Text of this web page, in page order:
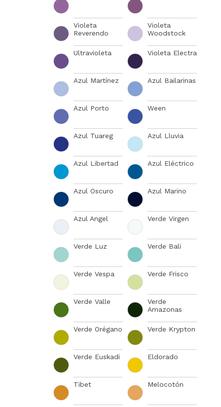
Violeta
Reverendo
Violeta
Woodstock
Ultravioleta Violeta Electra
Azul Martínez Azul Bailarinas
Azul Porto Ween
Azul Tuareg Azul Lluvia
Azul Libertad Azul Eléctrico
Azul Oscuro Azul Marino
Azul Angel Verde Virgen
Verde Luz Verde Bali
Verde Vespa Verde Frisco
Verde Valle
Verde
Amazonas
Verde Orégano Verde Krypton
Verde Euskadi Eldorado
Tibet Melocotón